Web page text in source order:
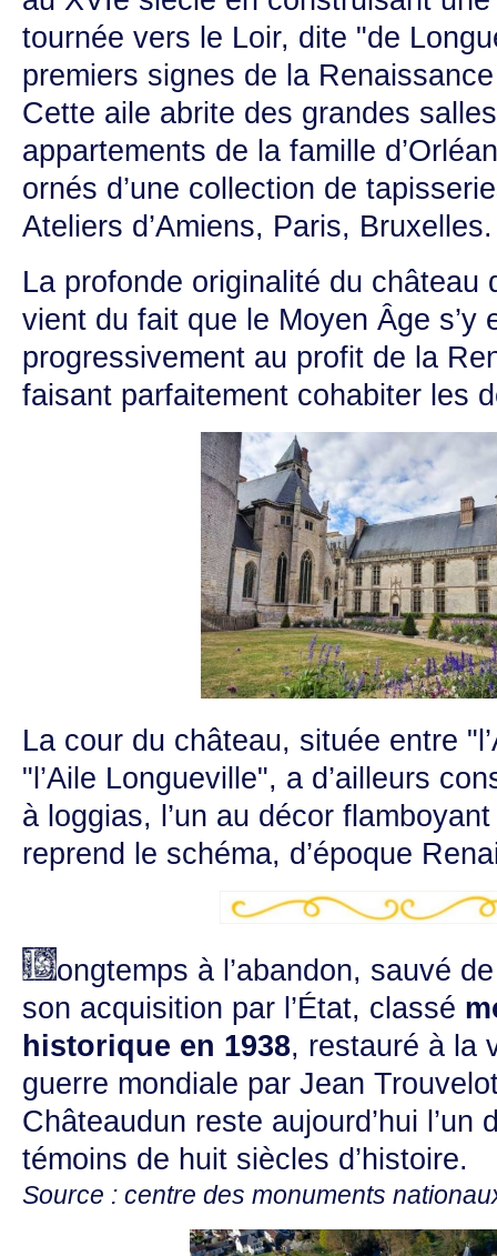
tournée vers le Loir, dite "de
premiers signes de la
Cette aile abrite des grandes
appartements de la famille
ornés d’une collection de
Ateliers d’Amiens, Paris, Bruxelles.
La profonde originalité du château
vient du fait que le Moyen Âge s’y
progressivement au profit de la
faisant parfaitement cohabiter les
La cour du château, située entre
"l’Aile Longueville", a d’ailleurs
à loggias, l’un au décor
reprend le schéma, d’époque
ongtemps à l’abandon, sauvé
son acquisition par l’État, classé
historique en 1938, restauré à la
guerre mondiale par Jean
Châteaudun reste aujourd’hui l’un
témoins de huit siècles d’histoire.
Source : centre des monuments